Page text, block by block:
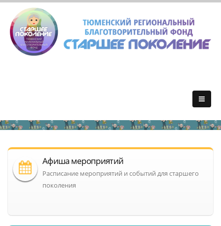
Афиша мероприятий
Расписание мероприятий и событий для старшего
поколения